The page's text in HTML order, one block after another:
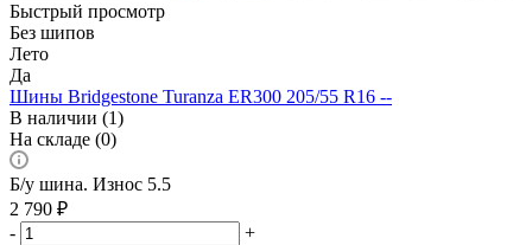
Быстрый просмотр
Без шипов
Лето
Да
Шины Bridgestone Turanza ER300 205/55 R16 --
В наличии (1)
На складе (0)
Б/у шина. Износ 5.5
2 790 ₽
-
+